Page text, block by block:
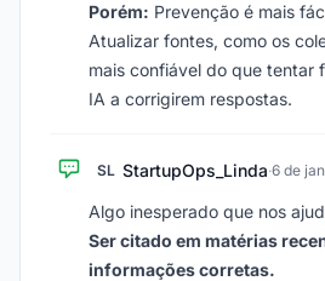
Porém: Prevenção é mais
Atualizar fontes, como os
mais confiável do que tentar
IA a corrigirem respostas.
SL StartupOps_Linda·6 de
Algo inesperado que nos
Ser citado em matérias
informações corretas.